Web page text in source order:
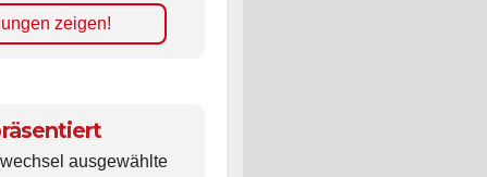
zeigen!
ausgewählte